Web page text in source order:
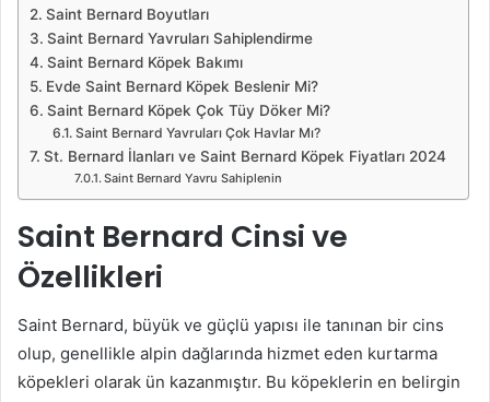
Saint Bernard Boyutları
Saint Bernard Yavruları Sahiplendirme
Saint Bernard Köpek Bakımı
Evde Saint Bernard Köpek Beslenir Mi?
Saint Bernard Köpek Çok Tüy Döker Mi?
Saint Bernard Yavruları Çok Havlar Mı?
St. Bernard İlanları ve Saint Bernard Köpek Fiyatları 2024
Saint Bernard Yavru Sahiplenin
Saint Bernard Cinsi ve
Özellikleri
Saint Bernard, büyük ve güçlü yapısı ile tanınan bir cins
olup, genellikle alpin dağlarında hizmet eden kurtarma
köpekleri olarak ün kazanmıştır. Bu köpeklerin en belirgin